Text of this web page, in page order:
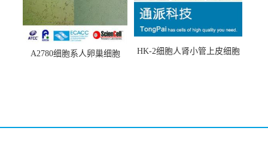
A2780细胞系人卵巢细胞
HK-2细胞人肾小管上皮细胞